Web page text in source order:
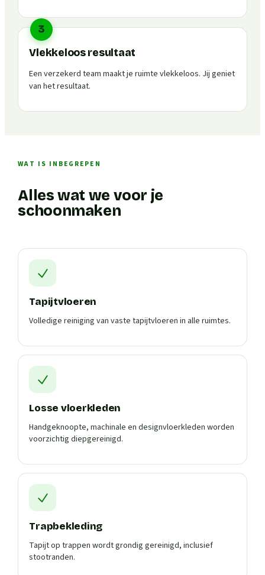
3
Vlekkeloos resultaat
Een verzekerd team maakt je ruimte vlekkeloos. Jij geniet
van het resultaat.
WAT IS INBEGREPEN
Alles wat we voor je
schoonmaken
Tapijtvloeren
Volledige reiniging van vaste tapijtvloeren in alle ruimtes.
Losse vloerkleden
Handgeknoopte, machinale en designvloerkleden worden
voorzichtig diepgereinigd.
Trapbekleding
Tapijt op trappen wordt grondig gereinigd, inclusief
stootranden.